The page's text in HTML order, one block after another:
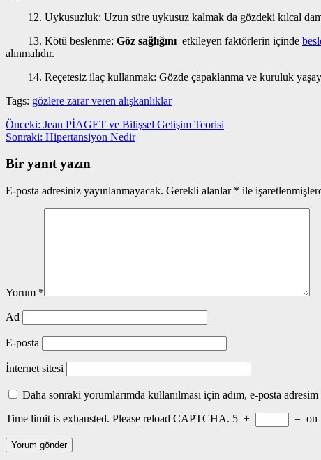
12. Uykusuzluk: Uzun süre uykusuz kalmak da gözdeki kılcal
13. Kötü beslenme: Göz sağlığını etkileyen faktörlerin içinde
alınmalıdır.
14. Reçetesiz ilaç kullanmak: Gözde çapaklanma ve kuruluk
Tags: gözlere zarar veren alışkanlıklar
Yazı
gezinmesi
Önceki: Önceki
yazı:
Jean PİAGET ve Bilişsel Gelişim Teorisi
Sonraki: Sonraki
Hipertansiyon Nedir
Bir yanıt yazın
E-posta adresiniz yayınlanmayacak. Gerekli alanlar * ile
Yorum *
Ad
E-posta
İnternet sitesi
Daha sonraki yorumlarımda kullanılması için adım, e-posta
Time limit is exhausted. Please reload CAPTCHA. 5 + = on